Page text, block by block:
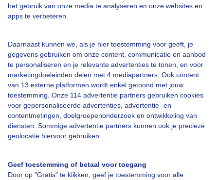
het gebruik van onze media te analyseren en onze websites en
apps te verbeteren.
Daarnaast kunnen we, als je hier toestemming voor geeft, je
gegevens gebruiken om onze content, communicatie en aanbod
te personaliseren en je relevante advertenties te tonen, en voor
marketingdoeleinden delen met 4 mediapartners. Ook content
van 13 externe platformen wordt enkel getoond met jouw
toestemming. Onze 114 advertentie partners gebruiken cookies
voor gepersonaliseerde advertenties, advertentie- en
contentmetingen, doelgroepenonderzoek en ontwikkeling van
diensten. Sommige advertentie partners kunnen ook je precieze
geolocatie hiervoor gebruiken.
Geef toestemming of betaal voor toegang
Door op "Gratis" te klikken, geef je toestemming voor alle
December
Winter
Bekijk slideshow